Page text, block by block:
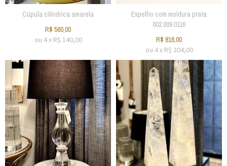
Cúpula cilíndrica amarela
R$ 560,00
ou 4x R$ 140,00
Espelho com moldura prata
002.009.0116
R$ 816,00
ou 4x R$ 204,00